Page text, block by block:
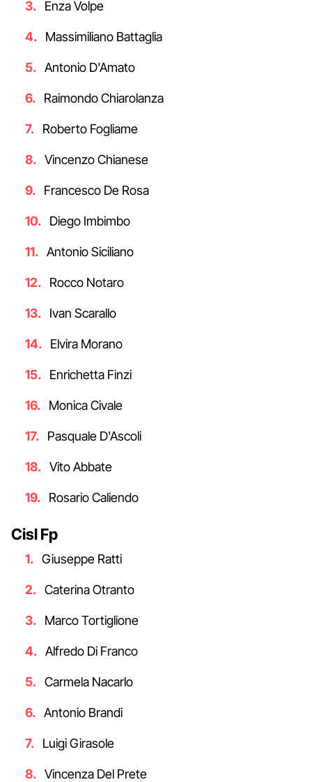
Enza Volpe
Massimiliano Battaglia
Antonio D'Amato
Raimondo Chiarolanza
Roberto Fogliame
Vincenzo Chianese
Francesco De Rosa
Diego Imbimbo
Antonio Siciliano
Rocco Notaro
Ivan Scarallo
Elvira Morano
Enrichetta Finzi
Monica Civale
Pasquale D'Ascoli
Vito Abbate
Rosario Caliendo
Cisl Fp
Giuseppe Ratti
Caterina Otranto
Marco Tortiglione
Alfredo Di Franco
Carmela Nacarlo
Antonio Brandi
Luigi Girasole
Vincenza Del Prete